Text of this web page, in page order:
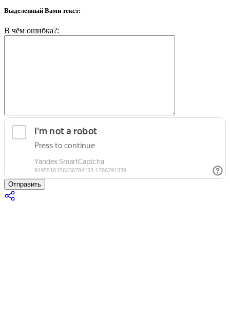
Выделенный Вами текст:
В чём ошибка?:
Отправить